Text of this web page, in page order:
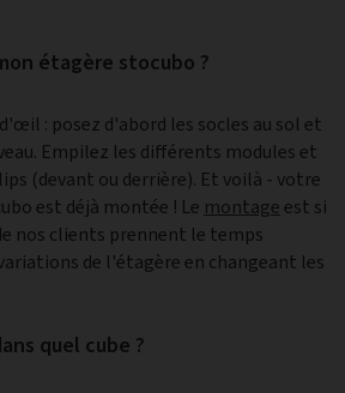
étagère stocubo ?
: posez d'abord les socles au sol et
Empilez les différents modules et
(devant ou derrière). Et voilà - votre
est déjà montée ! Le montageest si
nos clients prennent le temps
de l'étagère en changeant les
quel cube ?